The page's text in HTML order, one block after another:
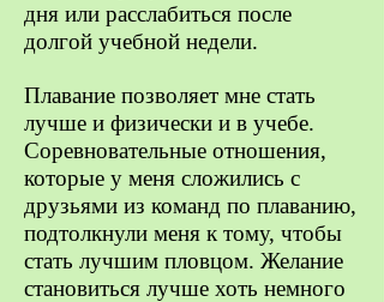
дня или расслабиться после
долгой учебной недели.
Плавание позволяет мне стать
лучше и физически и в учебе.
Соревновательные отношения,
которые у меня сложились с
друзьями из команд по плаванию,
подтолкнули меня к тому, чтобы
стать лучшим пловцом. Желание
становиться лучше хоть немного